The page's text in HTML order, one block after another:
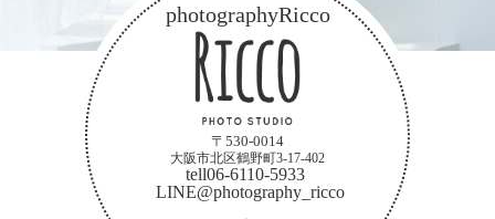
photographyRicco
〒530-0014
大阪市北区鶴野町3-17-402
tell06-6110-5933
LINE@photography_ricco